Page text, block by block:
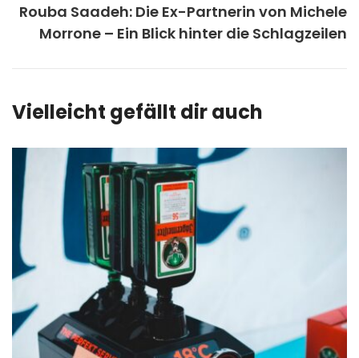
Rouba Saadeh: Die Ex-Partnerin von Michele
Morrone – Ein Blick hinter die Schlagzeilen
Vielleicht gefällt dir auch